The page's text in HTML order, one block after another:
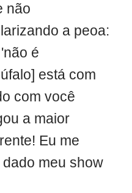
não
a peoa:
é
está com
com você
a maior
Eu me
meu show